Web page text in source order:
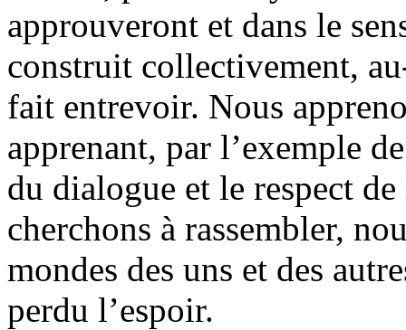
approuveront et dans le
construit collectivement,
fait entrevoir. Nous
apprenant, par l’exemple
du dialogue et le respect
cherchons à rassembler,
mondes des uns et des
perdu l’espoir.